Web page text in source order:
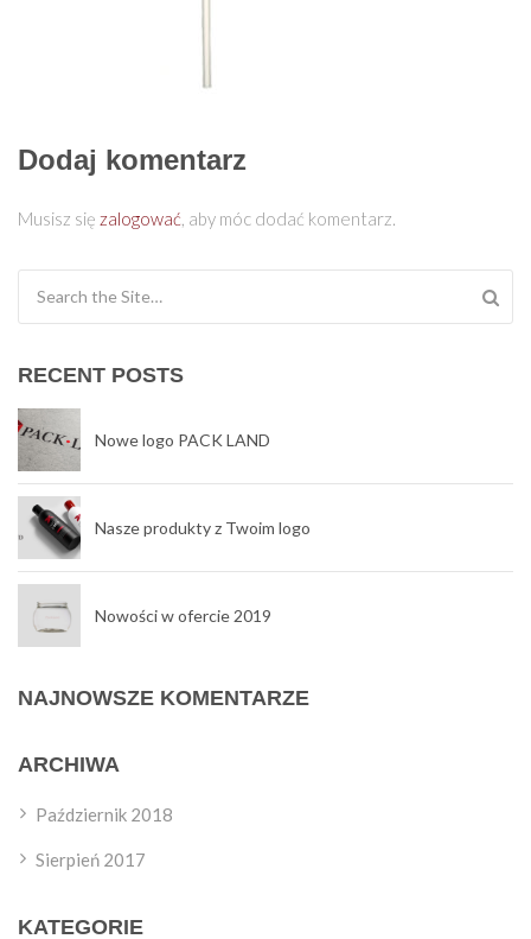
Dodaj komentarz
Musisz się zalogować, aby móc dodać komentarz.
RECENT POSTS
Nowe logo PACK LAND
Nasze produkty z Twoim logo
Nowości w ofercie 2019
NAJNOWSZE KOMENTARZE
ARCHIWA
Październik 2018
Sierpień 2017
KATEGORIE